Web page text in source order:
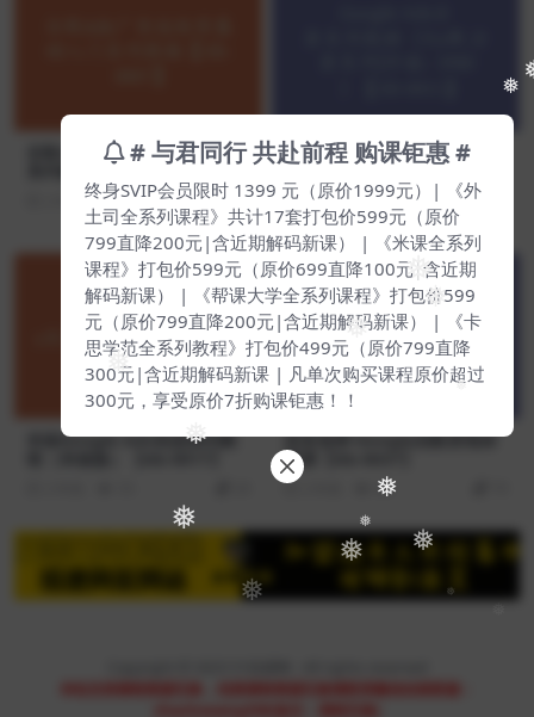
❅
❅
❅
❅
❅
❅
❅
❅
❅
❅
❅
❅
❅
谷歌Ads广告投放零基础入门
系列教程【Ab-0007】
2 年前 76 139
Google Ads全套系列教程（Y
u课.全套系列|价值：3900）
【Ab-0015】
2 年前 64
米核Google Ads实战系列教
呆呆老师·Google启航变现体
系课【Ab-0037】
69
# 与君同行 共赴前程 购课钜惠 #
终身SVIP会员限时 1399 元（原价1999元）| 《外
土司全系列课程》共计17套打包价599元（原价
799直降200元|含近期解码新课） | 《米课全系列
课程》打包价599元（原价699直降100元|含近期
解码新课） | 《帮课大学全系列课程》打包价599
元（原价799直降200元|含近期解码新课） | 《卡
思学范全系列教程》打包价499元（原价799直降
300元|含近期解码新课 | 凡单次购买课程原价超过
300元，享受原价7折购课钜惠！！